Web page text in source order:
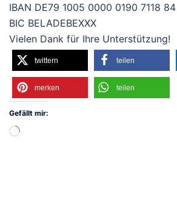
IBAN DE79 1005 0000 0190 7118 84
BIC BELADEBEXXX
Vielen Dank für Ihre Unterstützung!
twittern teilen
merken teilen
Gefällt mir:
Wird